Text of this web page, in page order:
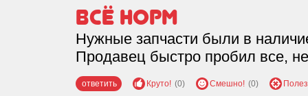
Всё норм
Нужные запчасти были в
Продавец быстро пробил все,
ответить Круто! (0) Смешно! (0)